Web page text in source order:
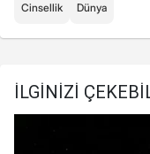
Cinsellik Dünya